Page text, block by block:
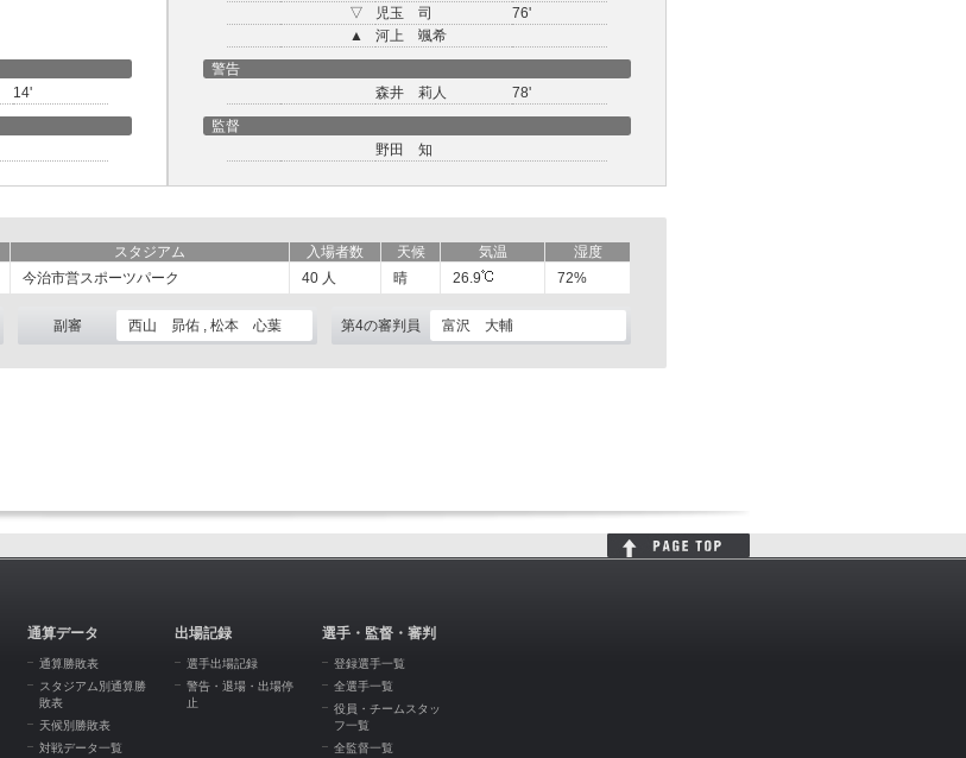
▽
児玉 司
76'
▲
河上 颯希
14'
警告
森井 莉人
78'
監督
野田 知
スタジアム 入場者数 天候 気温
湿度
今治市営スポーツパーク 40 人 晴 26.9 72%
副審 西山 昴佑 , 松本 心葉 第4の審判員 富沢 大輔
通算データ
通算勝敗表
スタジアム別通算勝
敗表
天候別勝敗表
対戦データ一覧
出場記録
選手出場記録
警告・退場・出場停
止
選手・監督・審判
登録選手一覧
全選手一覧
役員・チームスタッ
フ一覧
全監督一覧